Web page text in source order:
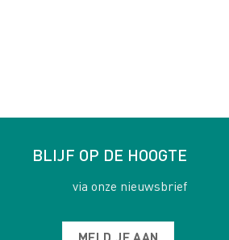
BLIJF OP DE HOOGTE
via onze nieuwsbrief